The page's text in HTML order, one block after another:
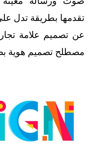
تقدمها بطريقة تدل
عن تصميم علامة
مصطلح تصميم هوية